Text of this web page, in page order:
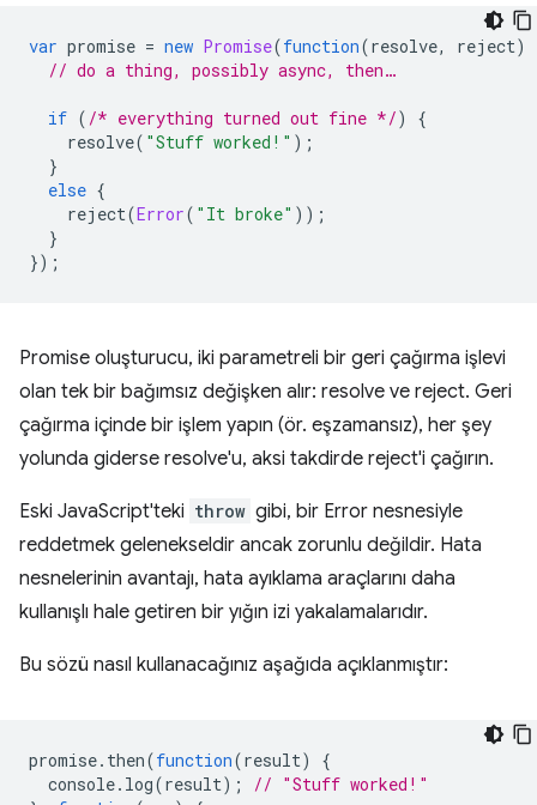
var promise = new Promise(function(resolve, reject)
// do a thing, possibly async, then…
if ( /* everything turned out fine */)
{
resolve( "Stuff worked!" );
}
else {
reject(Error( "It broke" ));
}
});
Promise oluşturucu, iki parametreli bir geri çağırma işlevi
olan tek bir bağımsız değişken alır: resolve ve reject. Geri
çağırma içinde bir işlem yapın (ör. eşzamansız), her şey
yolunda giderse resolve'u, aksi takdirde reject'i çağırın.
Eski JavaScript'teki throw gibi, bir Error nesnesiyle
reddetmek gelenekseldir ancak zorunlu değildir. Hata
nesnelerinin avantajı, hata ayıklama araçlarını daha
kullanışlı hale getiren bir yığın izi yakalamalarıdır.
Bu sözü nasıl kullanacağınız aşağıda açıklanmıştır:
promise. then(function(result)
{
console. log(result);
// "Stuff worked!"